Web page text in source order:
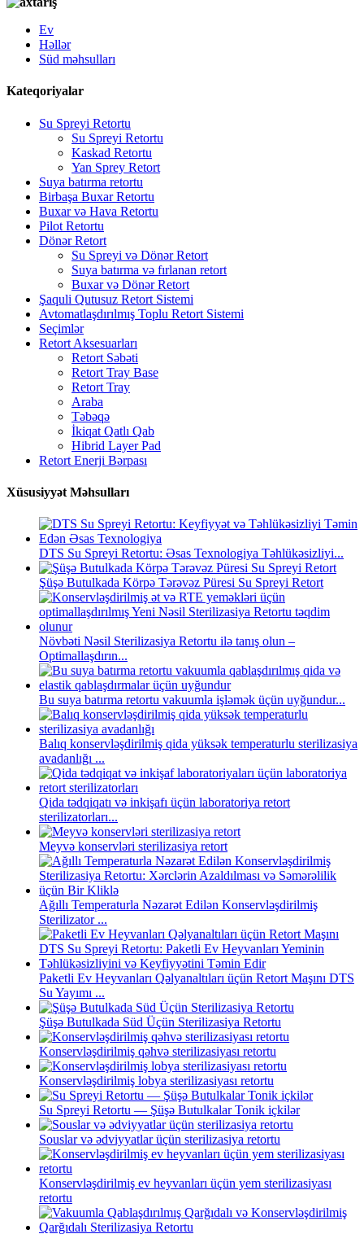
Ev
Həllər
Süd məhsulları
Kateqoriyalar
Su Spreyi Retortu
Su Spreyi Retortu
Kaskad Retortu
Yan Sprey Retort
Suya batırma retortu
Birbaşa Buxar Retortu
Buxar və Hava Retortu
Pilot Retortu
Dönər Retort
Su Spreyi və Dönər Retort
Suya batırma və fırlanan retort
Buxar və Dönər Retort
Şaquli Qutusuz Retort Sistemi
Avtomatlaşdırılmış Toplu Retort Sistemi
Seçimlər
Retort Aksesuarları
Retort Səbəti
Retort Tray Base
Retort Tray
Araba
Təbəqə
İkiqat Qatlı Qab
Hibrid Layer Pad
Retort Enerji Bərpası
Xüsusiyyət Məhsulları
DTS Su Spreyi Retortu: Əsas Texnologiya Təhlükəsizliyi...
Şüşə Butulkada Körpə Tərəvəz Püresi Su Spreyi Retort
Növbəti Nəsil Sterilizasiya Retortu ilə tanış olun –
Optimallaşdırın...
Bu suya batırma retortu vakuumla işləmək üçün uyğundur...
Balıq konservləşdirilmiş qida yüksək temperaturlu sterilizasiya
avadanlığı ...
Qida tədqiqatı və inkişafı üçün laboratoriya retort
sterilizatorları...
Meyvə konservləri sterilizasiya retort
Ağıllı Temperaturla Nəzarət Edilən Konservləşdirilmiş
Sterilizator ...
Paketli Ev Heyvanları Qəlyanaltıları üçün Retort Maşını DTS
Su Yayımı ...
Şüşə Butulkada Süd Üçün Sterilizasiya Retortu
Konservləşdirilmiş qəhvə sterilizasiyası retortu
Konservləşdirilmiş lobya sterilizasiyası retortu
Su Spreyi Retortu — Şüşə Butulkalar Tonik içkilər
Souslar və ədviyyatlar üçün sterilizasiya retortu
Konservləşdirilmiş ev heyvanları üçün yem sterilizasiyası
retortu